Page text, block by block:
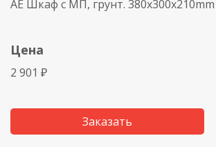
AE Шкаф с МП, грунт. 380x300x210mm
Цена
2 901 ₽
Заказать